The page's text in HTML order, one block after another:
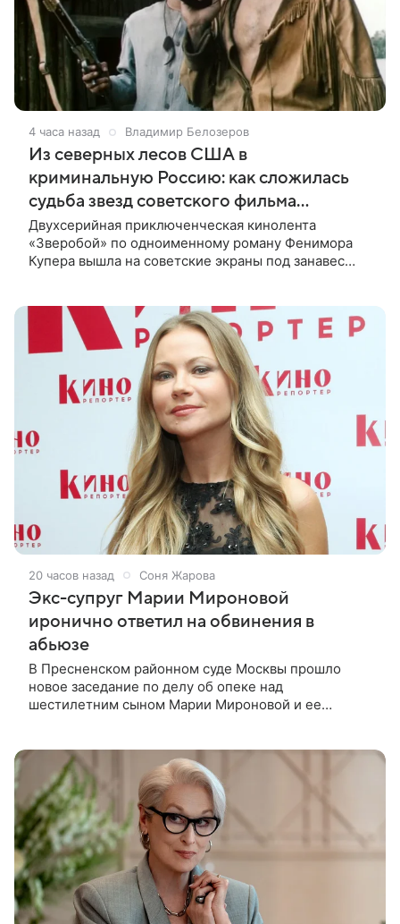
4 часа назад Владимир Белозеров
Из северных лесов США в
криминальную Россию: как сложилась
судьба звезд советского фильма
«Зверобой»
Двухсерийная приключенческая кинолента
«Зверобой» по одноименному роману Фенимора
Купера вышла на советские экраны под занавес
20 часов назад Соня Жарова
Экс-супруг Марии Мироновой
иронично ответил на обвинения в
абьюзе
В Пресненском районном суде Москвы прошло
новое заседание по делу об опеке над
шестилетним сыном Марии Мироновой и ее